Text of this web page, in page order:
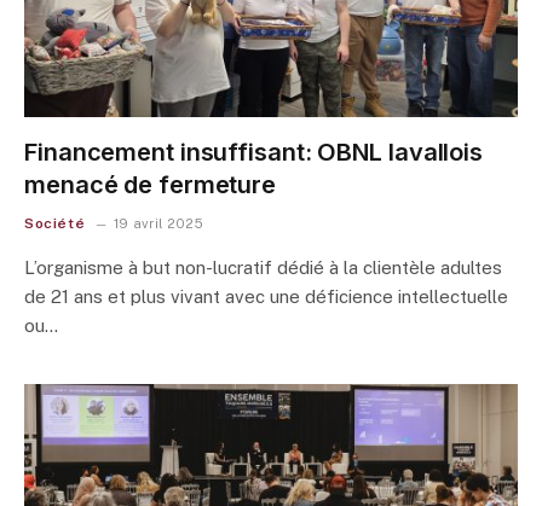
Financement insuffisant: OBNL lavallois
menacé de fermeture
Société 19 avril 2025
L’organisme à but non-lucratif dédié à la clientèle adultes
de 21 ans et plus vivant avec une déficience intellectuelle
ou…